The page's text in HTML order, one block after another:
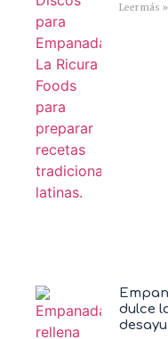
Leer más »
dulce